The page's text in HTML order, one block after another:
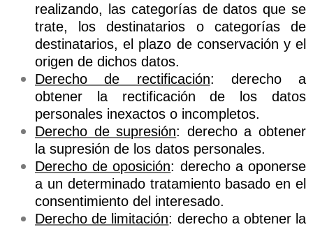
realizando, las categorías de datos que se
trate, los destinatarios o categorías de
destinatarios, el plazo de conservación y el
origen de dichos datos.
Derecho de rectificación: derecho a
obtener la rectificación de los datos
personales inexactos o incompletos.
Derecho de supresión: derecho a obtener
la supresión de los datos personales.
Derecho de oposición: derecho a oponerse
a un determinado tratamiento basado en el
consentimiento del interesado.
Derecho de limitación: derecho a obtener la